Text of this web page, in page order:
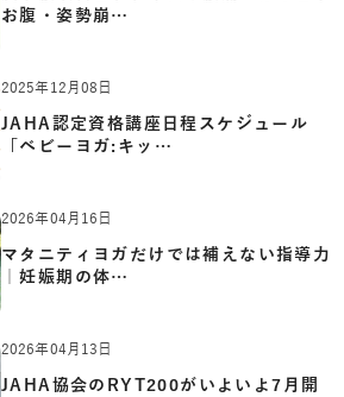
お腹・姿勢崩…
2025年12月08日
JAHA認定資格講座日程スケジュール
「ベビーヨガ:キッ…
2026年04月16日
マタニティヨガだけでは補えない指導力
｜妊娠期の体…
2026年04月13日
JAHA協会のRYT200がいよいよ7月開